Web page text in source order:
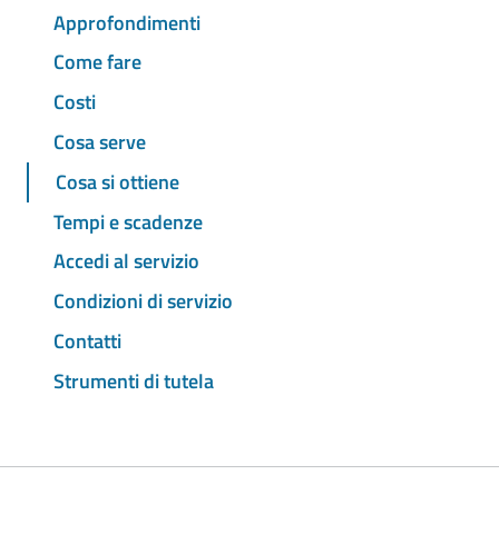
Approfondimenti
Come fare
Costi
Cosa serve
Cosa si ottiene
Tempi e scadenze
Accedi al servizio
Condizioni di servizio
Contatti
Strumenti di tutela